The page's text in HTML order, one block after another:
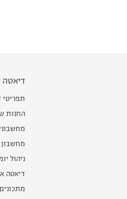
דיאטה
תפריטי
החנות
מחשבון BMI
ניהול
דיאטה